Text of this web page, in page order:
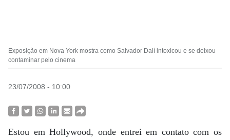
Exposição em Nova York mostra como Salvador Dalí intoxicou e se deixou
contaminar pelo cinema
23/07/2008 - 10:00
Estou em Hollywood, onde entrei em contato com os